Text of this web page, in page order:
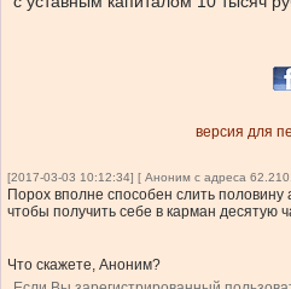
версия для
[2017-03-03 10:12:34] [ Аноним с адреса
Порох вполне способен слить половину
чтобы получить себе в карман десятую
Что скажете, Аноним?